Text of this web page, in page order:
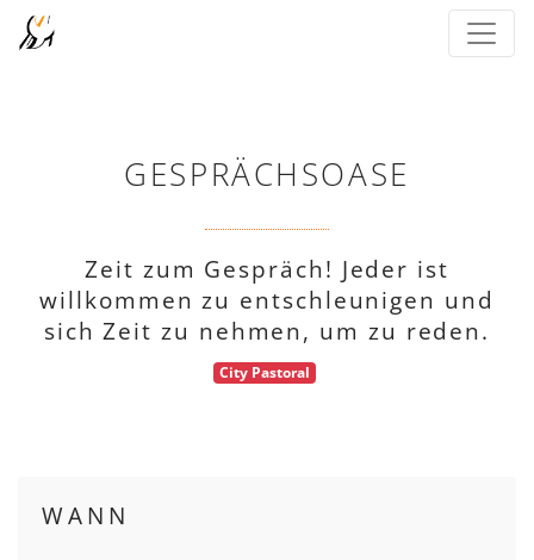
GESPRÄCHSOASE
Zeit zum Gespräch! Jeder ist
willkommen zu entschleunigen und
sich Zeit zu nehmen, um zu reden.
City Pastoral
WANN